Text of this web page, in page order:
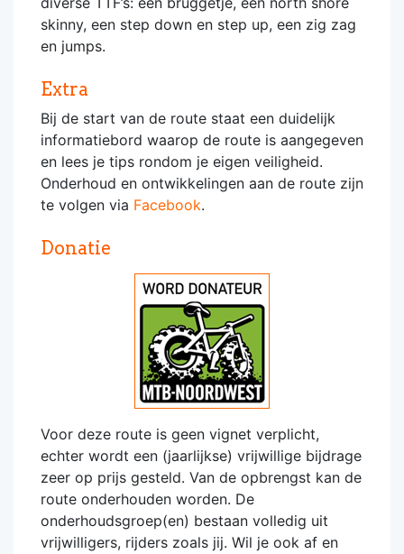
skinny, een step down en step up, een zig zag
en jumps.
Extra
Bij de start van de route staat een duidelijk
informatiebord waarop de route is aangegeven
en lees je tips rondom je eigen veiligheid.
Onderhoud en ontwikkelingen aan de route zijn
te volgen via Facebook.
Donatie
Voor deze route is geen vignet verplicht,
echter wordt een (jaarlijkse) vrijwillige bijdrage
zeer op prijs gesteld. Van de opbrengst kan de
route onderhouden worden. De
onderhoudsgroep(en) bestaan volledig uit
vrijwilligers, rijders zoals jij. Wil je ook af en